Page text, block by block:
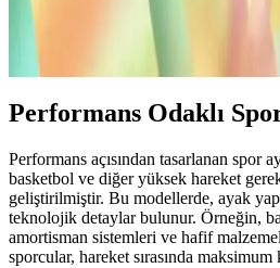
Modern tasarımlı siyah sneakerlar,
Deri veya sentetik malzemelerle
kıyafetlerle uyum sağlayan bu
Performans Odaklı
Performans açısından tasarlanan spor
basketbol ve diğer yüksek hareket
geliştirilmiştir. Bu modellerde, ayak
teknolojik detaylar bulunur. Örneğin,
amortisman sistemleri ve hafif
sporcular, hareket sırasında